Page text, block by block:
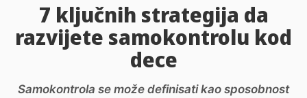
7 ključnih strategija da
razvijete samokontrolu kod
dece
Samokontrola se može definisati kao sposobnost